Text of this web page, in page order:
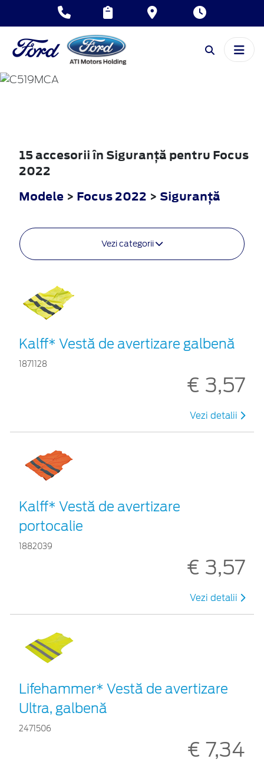
FOCUS
15 accesorii în Siguranţă pentru Focus
2022
Modele > Focus 2022 > Siguranţă
Vezi categorii
Kalff* Vestă de avertizare galbenă
1871128
€ 3,57
Vezi detalii
Kalff* Vestă de avertizare
portocalie
1882039
€ 3,57
Vezi detalii
Lifehammer* Vestă de avertizare
Ultra, galbenă
2471506
€ 7,34